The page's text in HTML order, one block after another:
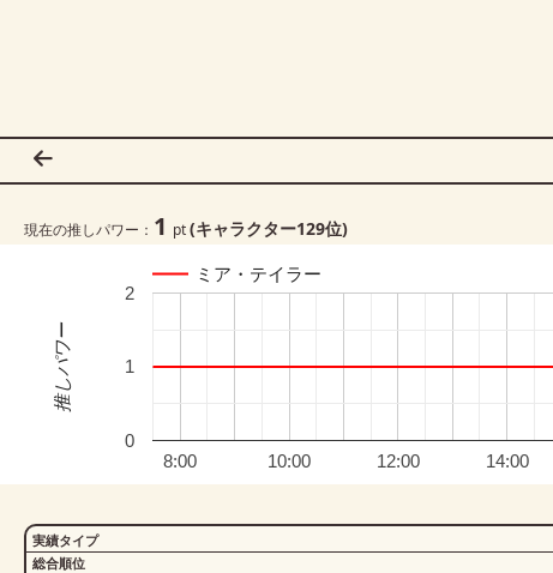
現在の推しパワー： 1 pt(キャラクター129位)
ミア・テイラー
8:00 10:00 12:00 14:00
0
1
2
推しパワー
実績タイプ
総合順位